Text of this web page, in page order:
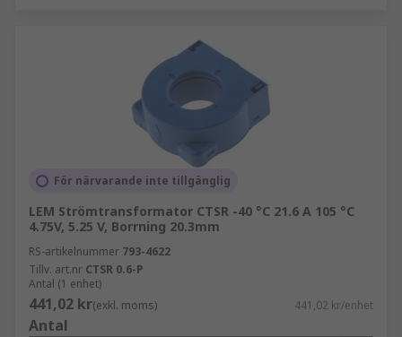
För närvarande inte tillgänglig
LEM Strömtransformator CTSR -40 °C 21.6 A 105 °C
4.75V, 5.25 V, Borrning 20.3mm
RS-artikelnummer 793-4622
Tillv. art.nr CTSR 0.6-P
Antal (1 enhet)
441,02 kr(exkl. moms) 441,02 kr/enhet
Antal